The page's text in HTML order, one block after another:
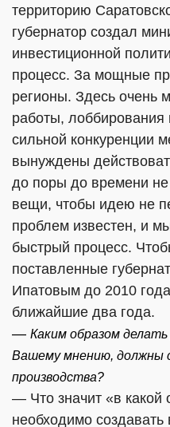
территорию
губернатор создал
инвестиционной
процесс. За мощные
регионы. Здесь очень
работы,
сильной конкуренции
вынуждены
до поры до времени
вещи, чтобы идею не
проблем известен, и
быстрый процесс.
поставленные
Ипатовым до 2010
ближайшие два года.
— Каким образом
Вашему мнению, должны
производства?
— Что значит «в какой
необходимо